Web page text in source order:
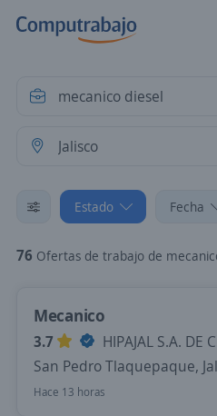
Estado Fecha
76 Ofertas de trabajo de mecanico diesel
Mecanico
3.7
HIPAJAL S.A. DE
San Pedro Tlaquepaque,
Hace 13 horas